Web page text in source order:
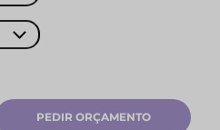
PEDIR ORÇAMENTO